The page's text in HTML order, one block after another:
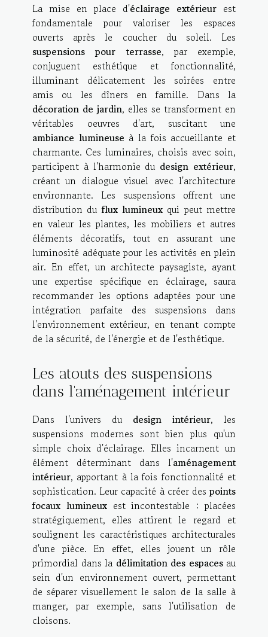
La mise en place d'éclairage extérieur est
fondamentale pour valoriser les espaces
ouverts après le coucher du soleil. Les
suspensions pour terrasse, par exemple,
conjuguent esthétique et fonctionnalité,
illuminant délicatement les soirées entre
amis ou les dîners en famille. Dans la
décoration de jardin, elles se transforment en
véritables oeuvres d'art, suscitant une
ambiance lumineuse à la fois accueillante et
charmante. Ces luminaires, choisis avec soin,
participent à l'harmonie du design extérieur,
créant un dialogue visuel avec l'architecture
environnante. Les suspensions offrent une
distribution duflux lumineux qui peut mettre
en valeur les plantes, les mobiliers et autres
éléments décoratifs, tout en assurant une
luminosité adéquate pour les activités en plein
air. En effet, un architecte paysagiste, ayant
une expertise spécifique en éclairage, saura
recommander les options adaptées pour une
intégration parfaite des suspensions dans
l'environnement extérieur, en tenant compte
de la sécurité, de l'énergie et de l'esthétique.
Les atouts des suspensions
dans l'aménagement intérieur
Dans l'univers du design intérieur, les
suspensions modernes sont bien plus qu'un
simple choix d'éclairage. Elles incarnent un
élément déterminant dans l'aménagement
intérieur, apportant à la fois fonctionnalité et
sophistication. Leur capacité à créer des points
focaux lumineuxest incontestable : placées
stratégiquement, elles attirent le regard et
soulignent les caractéristiques architecturales
d'une pièce. En effet, elles jouent un rôle
primordial dans la délimitation des espacesau
sein d'un environnement ouvert, permettant
de séparer visuellement le salon de la salle à
manger, par exemple, sans l'utilisation de
cloisons.